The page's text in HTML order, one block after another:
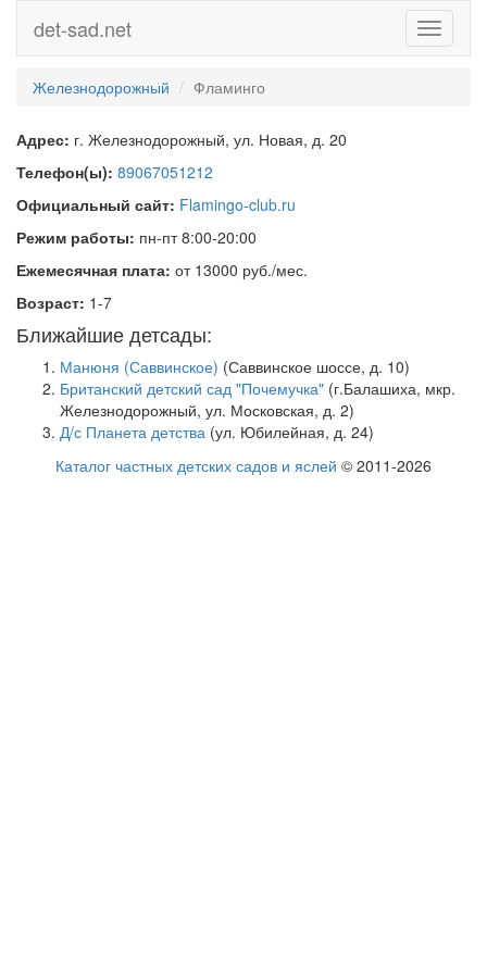
Toggle
det-sad.net
Железнодорожный Фламинго
Адрес: г. Железнодорожный, ул. Новая, д. 20
Телефон(ы): 89067051212
Официальный сайт: Flamingo-club.ru
Режим работы: пн-пт 8:00-20:00
Ежемесячная плата: от 13000 руб./мес.
Возраст: 1-7
Ближайшие детсады:
Манюня (Саввинское) (Саввинское шоссе, д. 10)
Британский детский сад "Почемучка" (г.Балашиха, мкр.
Железнодорожный, ул. Московская, д. 2)
Д/с Планета детства (ул. Юбилейная, д. 24)
Каталог частных детских садов и яслей © 2011-2026